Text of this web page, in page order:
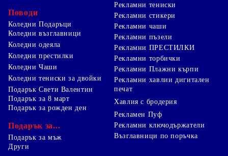
Поводи
Коледни Подаръци
Коледни възглавници
Коледни одеяла
Коледни престилки
Коледни Чаши
Коледни тениски за двойки
Подарък Свети Валентин
Подарък за 8 март
Подарък за рожден ден
Подарък за...
Подарък за мъж
Рекламни тениски
Рекламни стикери
Рекламни чаши
Рекламни пъзели
Рекламни ПРЕСТИЛКИ
Рекламни торбички
Рекламни Плажни кърпи
Рекламни хавлии дигитален
печат
Хавлия с бродерия
Рекламен Пуф
Рекламни ключодържатели
Възглавници по поръчка
Други